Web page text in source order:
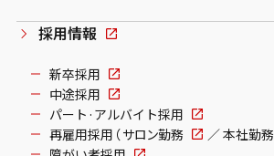
採用情報
新卒採用
中途採用
パート·アルバイト採用
再雇用採用（ サロン勤務 ／本社勤務